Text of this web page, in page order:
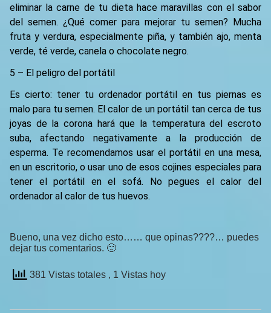
eliminar la carne de tu dieta hace maravillas con el sabor
del semen. ¿Qué comer para mejorar tu semen? Mucha
fruta y verdura, especialmente piña, y también ajo, menta
verde, té verde, canela o chocolate negro.
5 – El peligro del portátil
Es cierto: tener tu ordenador portátil en tus piernas es
malo para tu semen. El calor de un portátil tan cerca de tus
joyas de la corona hará que la temperatura del escroto
suba, afectando negativamente a la producción de
esperma. Te recomendamos usar el portátil en una mesa,
en un escritorio, o usar uno de esos cojines especiales para
tener el portátil en el sofá. No pegues el calor del
ordenador al calor de tus huevos.
Bueno, una vez dicho esto…… que opinas????… puedes
dejar tus comentarios. 🙂
381 Vistas totales , 1 Vistas hoy